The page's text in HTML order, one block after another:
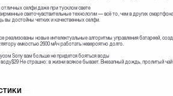
селфи даже при тусклом свете
светочувствительные технологии — всё то, чем в других
вы достойны четких и качественных селфи.
реализованы новые интелектуальные алгоритмы управления батареей,
емкостью 2600 мАч работать невероятно долго.
Sony вам больше не придется бояться воды
Не страшно: в жизни всякое бывает. Внезапный дождь, пролитый